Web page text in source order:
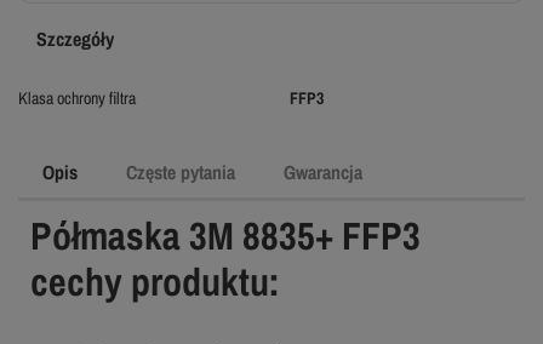
Opis Częste pytania Gwarancja
Półmaska 3M 8835+ FFP3
cechy produktu:
Szczegóły
Klasa ochrony filtra FFP3